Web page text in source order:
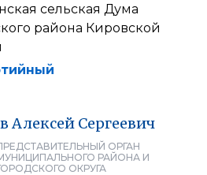
сельская Дума
района Кировской
Алексей Сергеевич
ОРГАН
РАЙОНА И
ОКРУГА